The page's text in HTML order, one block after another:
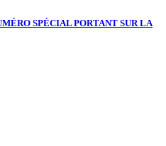
SPÉCIAL PORTANT SUR LA